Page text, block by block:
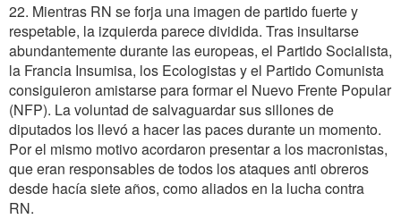
22. Mientras RN se forja una imagen de partido fuerte y
respetable, la izquierda parece dividida. Tras insultarse
abundantemente durante las europeas, el Partido Socialista,
la Francia Insumisa, los Ecologistas y el Partido Comunista
consiguieron amistarse para formar el Nuevo Frente Popular
(NFP). La voluntad de salvaguardar sus sillones de
diputados los llevó a hacer las paces durante un momento.
Por el mismo motivo acordaron presentar a los macronistas,
que eran responsables de todos los ataques anti obreros
desde hacía siete años, como aliados en la lucha contra
RN.